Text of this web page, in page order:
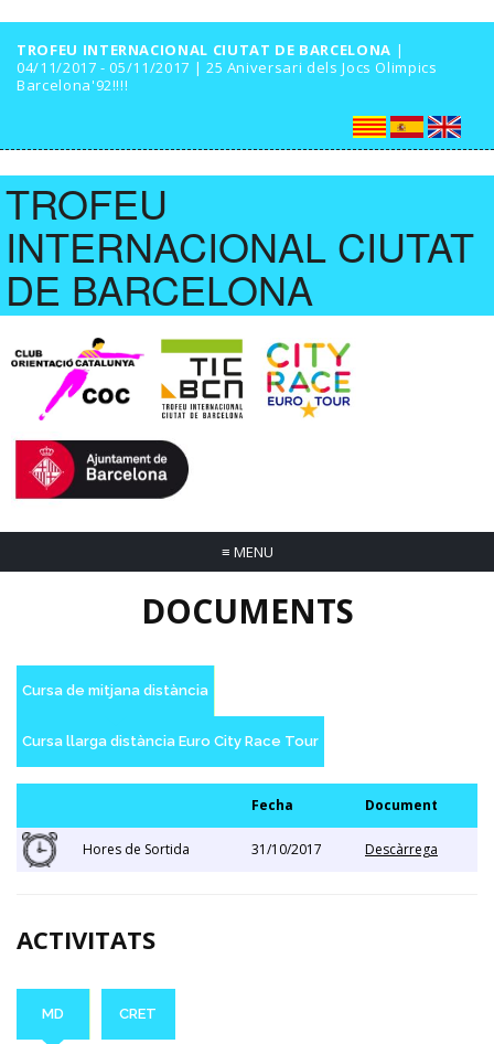
TROFEU INTERNACIONAL CIUTAT DE BARCELONA |
04/11/2017 - 05/11/2017 | 25 Aniversari dels Jocs Olimpics
Barcelona'92!!!!
TROFEU
INTERNACIONAL CIUTAT
DE BARCELONA
≡ MENU
DOCUMENTS
Cursa de mitjana distància
Cursa llarga distància Euro City Race Tour
Fecha Document
Hores de Sortida 31/10/2017 Descàrrega
ACTIVITATS
MD CRET